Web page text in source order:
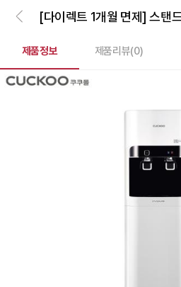
제품정보 제품리뷰(0)